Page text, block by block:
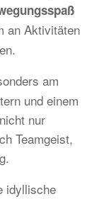
an Aktivitäten
am
und einem
nur
Teamgeist,
idyllische